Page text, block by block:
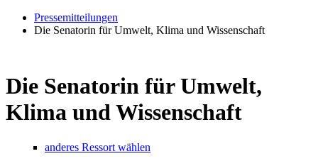
Pressemitteilungen
Die Senatorin für Umwelt, Klima und Wissenschaft
Die Senatorin für Umwelt,
Klima und Wissenschaft
anderes Ressort wählen